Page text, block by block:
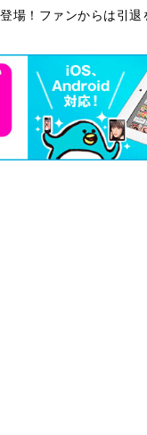
場！ファンからは引退